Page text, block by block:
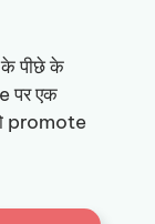
पीछे के
पर एक
promote